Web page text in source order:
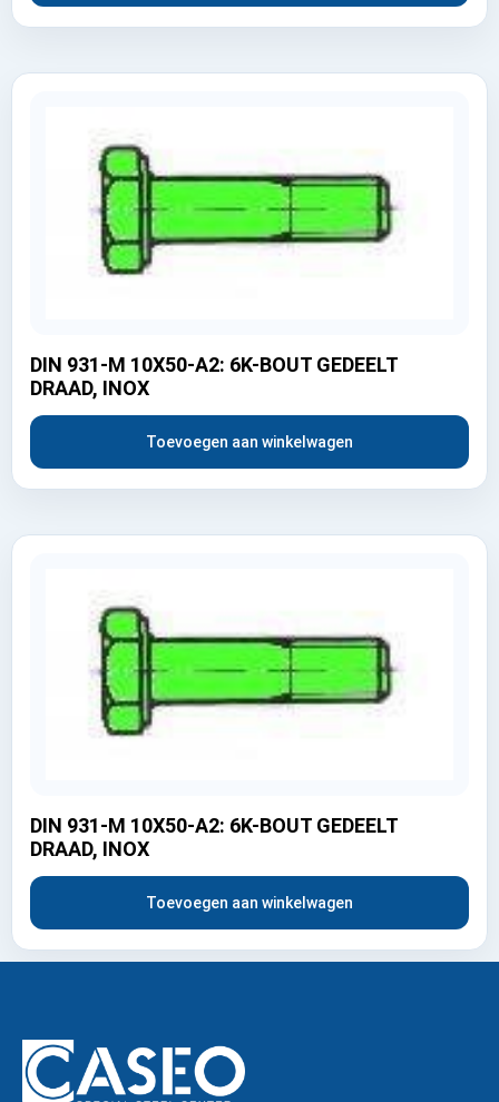
DIN 931-M 10X50-A2: 6K-BOUT GEDEELT
DRAAD, INOX
Toevoegen aan winkelwagen
DIN 931-M 10X50-A2: 6K-BOUT GEDEELT
DRAAD, INOX
Toevoegen aan winkelwagen